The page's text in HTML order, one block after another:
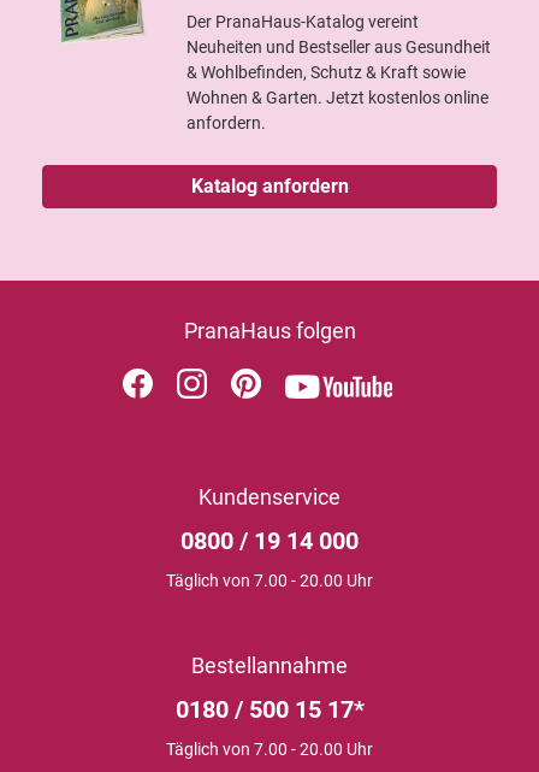
Der PranaHaus-Katalog vereint
Neuheiten und Bestseller aus Gesundheit
& Wohlbefinden, Schutz & Kraft sowie
Wohnen & Garten. Jetzt kostenlos online
anfordern.
Katalog anfordern
PranaHaus folgen
Kundenservice
0800 / 19 14 000
Täglich von 7.00 - 20.00 Uhr
Bestellannahme
0180 / 500 15 17*
Täglich von 7.00 - 20.00 Uhr